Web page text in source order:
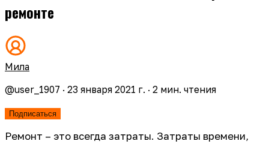
ремонте
Мила
@user_1907 · 23 января 2021 г. · 2 мин. чтения
Подписаться
Ремонт – это всегда затраты. Затраты времени,